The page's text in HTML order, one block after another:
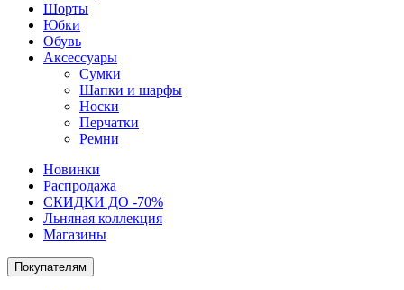
Шорты
Юбки
Обувь
Аксессуары
Сумки
Шапки и шарфы
Носки
Перчатки
Ремни
Новинки
Распродажа
СКИДКИ ДО -70%
Льняная коллекция
Магазины
Покупателям